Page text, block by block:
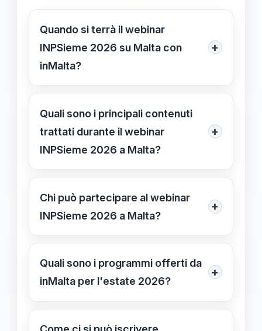
Quando si terrà il webinar
INPSieme 2026 su Malta con
inMalta?
+
Il webinar si svolgerà il 3 febbraio alle
20:30, in modalità online e gratuita.
Quali sono i principali contenuti
trattati durante il webinar
INPSieme 2026 a Malta?
+
Il webinar illustra le caratteristiche dei
pacchetti inMalta, modalità di
iscrizione, opzioni di soggiorno,
linguistici disponibili per i giovani
studenti.
Chi può partecipare al webinar
INPSieme 2026 a Malta?
+
Il webinar è rivolto a genitori, studenti
di scuola superiore, giovani adulti e
insegnanti interessati alle opportunità
Quali sono i programmi offerti da
inMalta per l'estate 2026?
+
Sono disponibili Experience inMalta,
Summer Camp, Summer Club e